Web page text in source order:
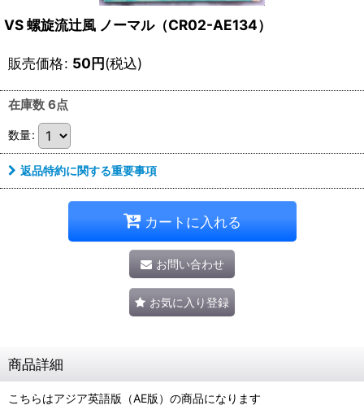
VS 螺旋流辻風 ノーマル（CR02-AE134）
販売価格: 50円(税込)
在庫数 6点
数量:
返品特約に関する重要事項
カートに入れる
お問い合わせ
お気に入り登録
商品詳細
こちらはアジア英語版（AE版）の商品になります